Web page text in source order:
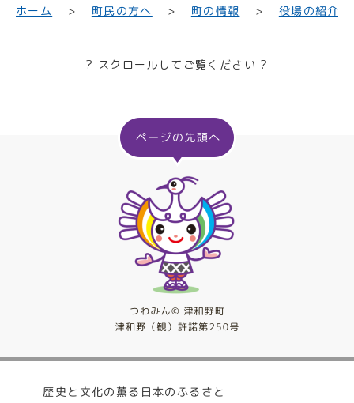
ホーム 町民の方へ 町の情報 役場の紹介
? スクロールしてご覧ください ?
歴史と文化の薫る日本のふるさと